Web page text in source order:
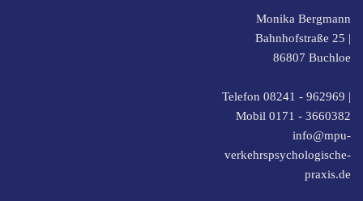
Monika Bergmann
Bahnhofstraße 25 |
86807 Buchloe
Telefon 08241 - 962969 |
Mobil 0171 - 3660382
info@mpu-
verkehrspsychologische-
praxis.de